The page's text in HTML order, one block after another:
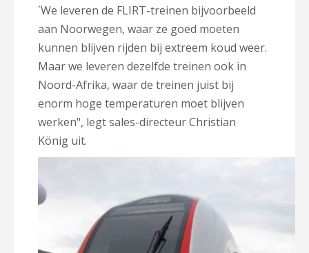
´We leveren de FLIRT-treinen bijvoorbeeld
aan Noorwegen, waar ze goed moeten
kunnen blijven rijden bij extreem koud weer.
Maar we leveren dezelfde treinen ook in
Noord-Afrika, waar de treinen juist bij
enorm hoge temperaturen moet blijven
werken", legt sales-directeur Christian
König uit.